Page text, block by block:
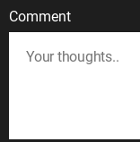
Comment